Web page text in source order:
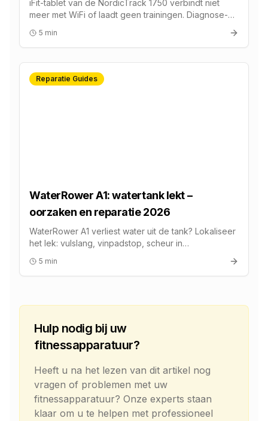
iFit-tablet van de NordicTrack 1750 verbindt niet
meer met WiFi of laadt geen trainingen. Diagnose-
5 min
Reparatie Guides
WaterRower A1: watertank lekt –
oorzaken en reparatie 2026
WaterRower A1 verliest water uit de tank? Lokaliseer
het lek: vulslang, vinpadstop, scheur in
5 min
Hulp nodig bij uw
fitnessapparatuur?
Heeft u na het lezen van dit artikel nog
vragen of problemen met uw
fitnessapparatuur? Onze experts staan
klaar om u te helpen met professioneel